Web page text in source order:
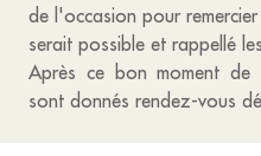
de l'occasion pour
serait possible et rappellé
Après ce bon moment de
sont donnés rendez-vous